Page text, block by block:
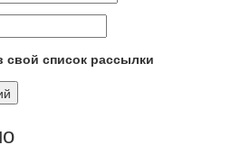
свой список рассылки